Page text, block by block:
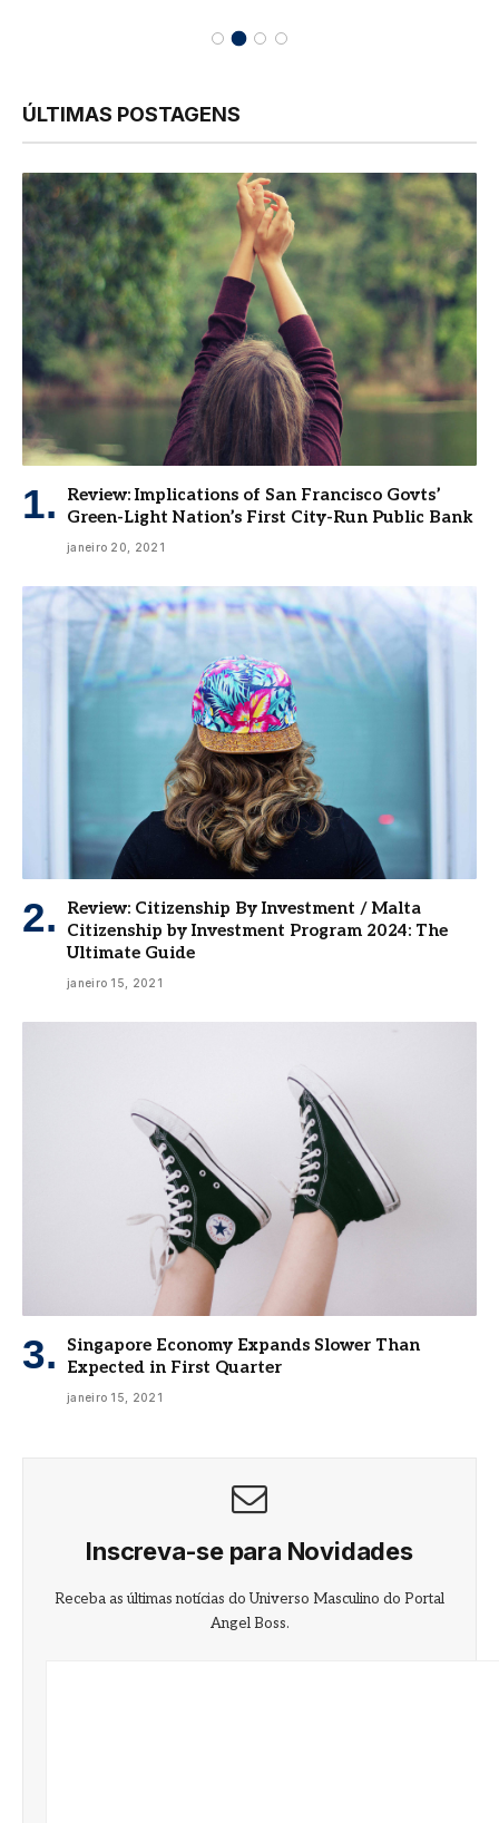
ÚLTIMAS POSTAGENS
Review: Implications of San Francisco Govts’
Green-Light Nation’s First City-Run Public Bank
janeiro 20, 2021
Review: Citizenship By Investment / Malta
Citizenship by Investment Program 2024: The
Ultimate Guide
janeiro 15, 2021
Singapore Economy Expands Slower Than
Expected in First Quarter
janeiro 15, 2021
Inscreva-se para Novidades
Receba as últimas notícias do Universo Masculino do Portal
Angel Boss.